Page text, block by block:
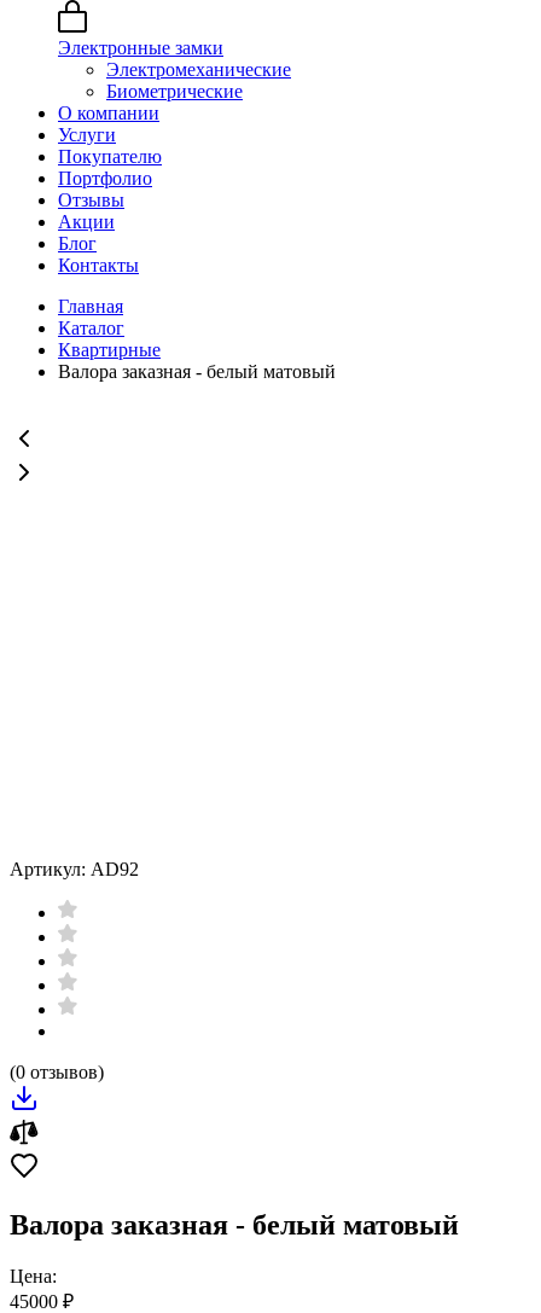
Электронные замки
Электромеханические
Биометрические
О компании
Услуги
Покупателю
Портфолио
Отзывы
Акции
Блог
Контакты
Главная
Каталог
Квартирные
Валора заказная - белый матовый
Артикул: AD92
(0 отзывов)
Валора заказная - белый матовый
Цена:
45000 ₽